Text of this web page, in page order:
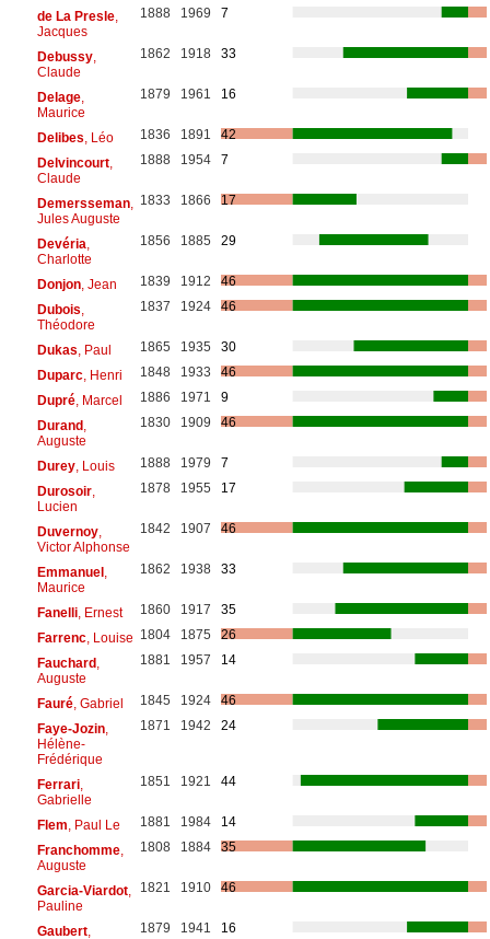
de La Presle,
Jacques
1888 1969 7
Debussy,
Claude
1862 1918 33
Delage,
Maurice
1879 1961 16
Delibes , Léo 1836 1891
42
Delvincourt,
Claude
1888 1954 7
Demersseman,
Jules Auguste
1833 1866 17
Devéria
Charlotte
1856 1885 29
Donjon, Jean 1839 1912
46
Dubois
Théodore
1837 1924 46
Dukas , Paul 1865 1935
30
Duparc, Henri 1848 1933
46
Dupré, Marcel 1886 1971
9
Durand,
Auguste
1830 1909 46
Durey, Louis 1888 1979
7
Durosoir,
Lucien
1878 1955 17
Duvernoy,
Victor Alphonse
1842 1907 46
Emmanuel,
Maurice
1862 1938 33
Fanelli, Ernest 1860 1917
35
Farrenc, Louise 1804 1875
26
Fauchard,
Auguste
1881 1957 14
Fauré, Gabriel 1845 1924
46
Faye-Jozin,
Hélène-
Frédérique
1871 1942 24
Ferrari,
Gabrielle
1851 1921 44
Flem , Paul Le 1881 1984
14
Franchomme,
Auguste
1808 1884 35
Garcia-Viardot,
Pauline
1821 1910 46
Gaubert,
1879 1941 16